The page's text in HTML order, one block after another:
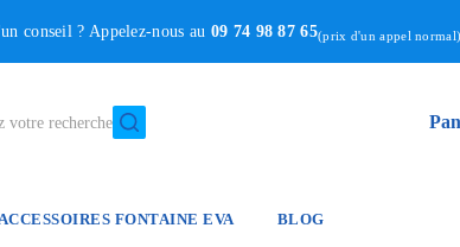
conseil ? Appelez-nous au 09 74 98 87 65(prix d'un appel normal)
votre recherche
ACCESSOIRES FONTAINE EVA BLOG